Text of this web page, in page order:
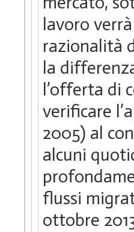
lavoro
razionalità
la
l’offerta di
verificare
2005) al
alcuni
flussi
ottobre